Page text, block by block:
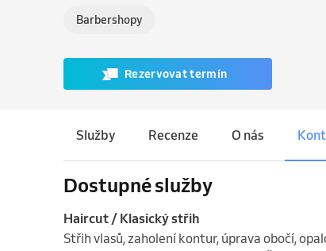
Barbershopy
Rezervovat termín
Služby Recenze O nás
Dostupné služby
Haircut / Klasický střih
Střih vlasů, zaholení kontur, úprava obočí,